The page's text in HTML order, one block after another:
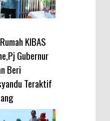
KIBAS
Gubernur
Beri
Teraktif